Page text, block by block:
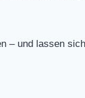
– und lassen